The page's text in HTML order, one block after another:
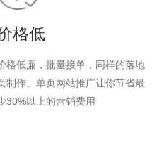
格低
格低廉，批量接单，同样的落地
制作、单页网站推广让你节省最
30%以上的营销费用